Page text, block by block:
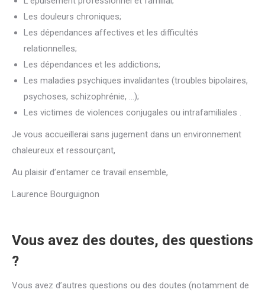
Les douleurs chroniques;
Les dépendances affectives et les difficultés
relationnelles;
Les dépendances et les addictions;
Les maladies psychiques invalidantes (troubles bipolaires,
psychoses, schizophrénie, …);
Les victimes de violences conjugales ou intrafamiliales .
Je vous accueillerai sans jugement dans un environnement
chaleureux et ressourçant,
Au plaisir d’entamer ce travail ensemble,
Laurence Bourguignon
Vous avez des doutes, des questions
?
Vous avez d’autres questions ou des doutes (notamment de